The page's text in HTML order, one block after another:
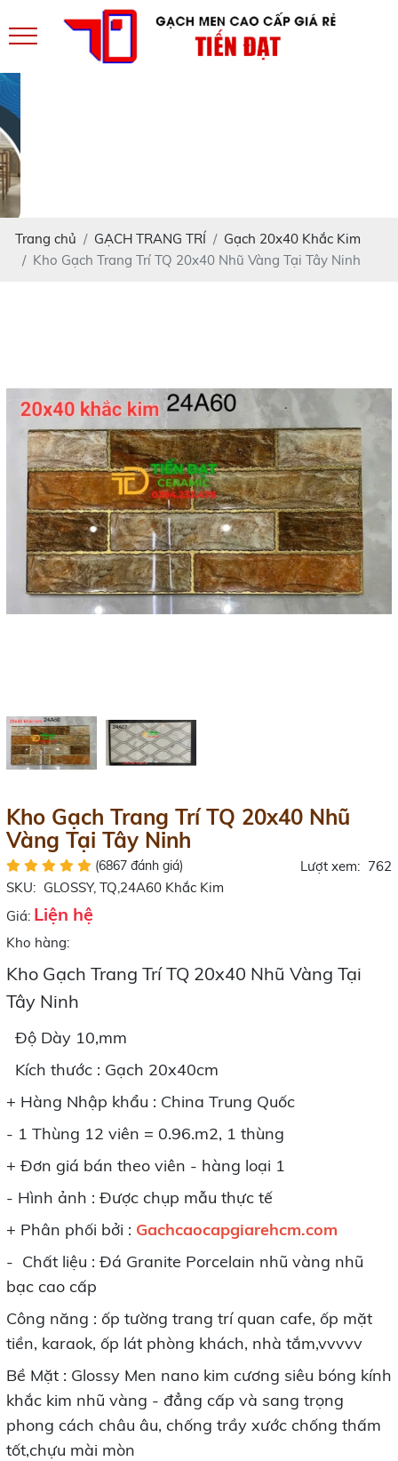
Trang chủ GẠCH TRANG TRÍ
Gạch 20x40 Khắc Kim
Kho Gạch Trang Trí TQ 20x40 Nhũ Vàng Tại Tây Ninh
Kho Gạch Trang Trí TQ 20x40 Nhũ
Vàng Tại Tây Ninh
(6867 đánh giá) Lượt xem: 762
SKU: GLOSSY, TQ,24A60 Khắc Kim
Giá: Liện hệ
Kho hàng:
Kho Gạch Trang Trí TQ 20x40 Nhũ Vàng Tại
Tây Ninh
Độ Dày 10,mm
Kích thước : Gạch 20x40cm
+ Hàng Nhập khẩu : China Trung Quốc
- 1 Thùng 12 viên = 0.96.m2, 1 thùng
+ Đơn giá bán theo viên - hàng loại 1
- Hình ảnh : Được chụp mẫu thực tế
+ Phân phối bởi : Gachcaocapgiarehcm.com
- Chất liệu : Đá Granite Porcelain nhũ vàng nhũ
bạc cao cấp
Công năng : ốp tường trang trí quan cafe, ốp mặt
tiền, karaok, ốp lát phòng khách, nhà tắm,vvvvv
Bề Mặt : Glossy Men nano kim cương siêu bóng kính
khắc kim nhũ vàng - đẳng cấp và sang trọng
phong cách châu âu, chống trầy xước chống thấm
tốt,chựu mài mòn